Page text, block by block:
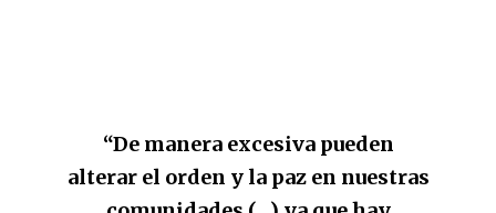
“De manera excesiva pueden
alterar el orden y la paz en nuestras